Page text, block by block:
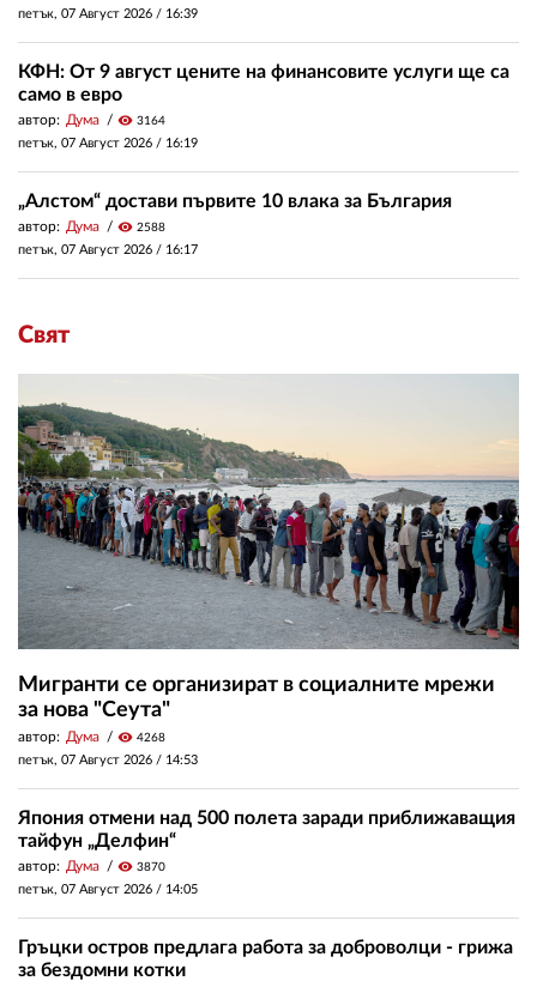
петък, 07 Август 2026 / 16:39
КФН: От 9 август цените на финансовите услуги ще са
само в евро
автор: Дума visibility 3164
петък, 07 Август 2026 / 16:19
„Алстом“ достави първите 10 влака за България
автор: Дума visibility 2588
петък, 07 Август 2026 / 16:17
Свят
Мигранти се организират в социалните мрежи
за нова "Сеута"
автор: Дума visibility 4268
петък, 07 Август 2026 / 14:53
Япония отмени над 500 полета заради приближаващия
тайфун „Делфин“
автор: Дума visibility 3870
петък, 07 Август 2026 / 14:05
Гръцки остров предлага работа за доброволци - грижа
за бездомни котки